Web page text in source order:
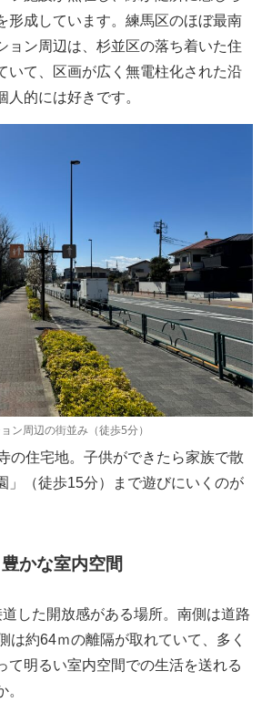
形成しています。練馬区のほぼ最南
ョン周辺は、杉並区の落ち着いた住
いて、区画が広く無電柱化された沿
人的には好きです。
ン周辺の街並み（徒歩5分）
の住宅地。子供ができたら家族で散
」（徒歩15分）まで遊びにいくのが
かな室内空間
した開放感がある場所。南側は道路
は約64ｍの離隔が取れていて、多く
て明るい室内空間での生活を送れる
。